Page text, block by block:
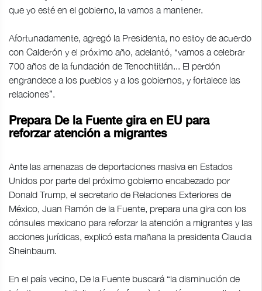
que yo esté en el gobierno, la vamos a mantener.
Afortunadamente, agregó la Presidenta, no estoy de acuerdo
con Calderón y el próximo año, adelantó, “vamos a celebrar
700 años de la fundación de Tenochtitlán... El perdón
engrandece a los pueblos y a los gobiernos, y fortalece las
relaciones”.
Prepara De la Fuente gira en EU para
reforzar atención a migrantes
Ante las amenazas de deportaciones masiva en Estados
Unidos por parte del próximo gobierno encabezado por
Donald Trump, el secretario de Relaciones Exteriores de
México, Juan Ramón de la Fuente, prepara una gira con los
cónsules mexicano para reforzar la atención a migrantes y las
acciones jurídicas, explicó esta mañana la presidenta Claudia
Sheinbaum.
En el país vecino, De la Fuente buscará “la disminución de